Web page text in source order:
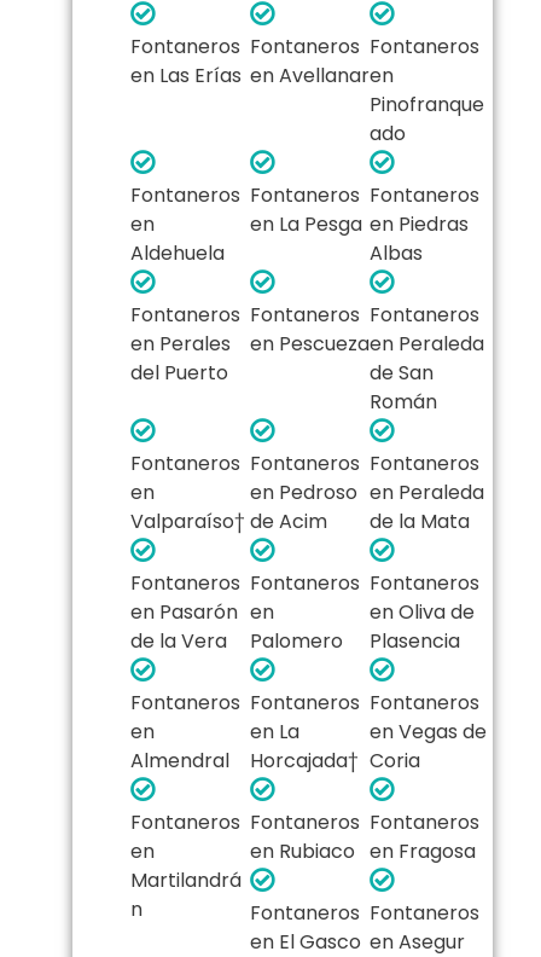
Fontaneros
en Las Erías
Fontaneros
en Avellanar
Fontaneros
en
Pinofranque
ado
Fontaneros
en
Aldehuela
Fontaneros
en La Pesga
Fontaneros
en Piedras
Albas
Fontaneros
en Perales
del Puerto
Fontaneros
en Pescueza
Fontaneros
en Peraleda
de San
Román
Fontaneros
en
Valparaíso†
Fontaneros
en Pedroso
de Acim
Fontaneros
en Peraleda
de la Mata
Fontaneros
en Pasarón
de la Vera
Fontaneros
en
Palomero
Fontaneros
en Oliva de
Plasencia
Fontaneros
en
Almendral
Fontaneros
en La
Horcajada†
Fontaneros
en Vegas de
Coria
Fontaneros
en
Martilandrá
n
Fontaneros
en Rubiaco
Fontaneros
en Fragosa
Fontaneros
en El Gasco
Fontaneros
en Asegur